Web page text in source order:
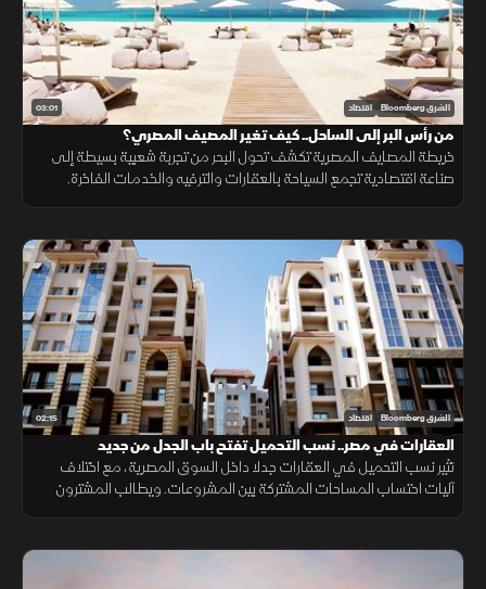
03:01 الشرق Bloomberg اقتصاد
من رأس البر إلى الساحل.. كيف تغير المصيف المصري؟
خريطة المصايف المصرية تكشف تحول البحر من تجربة شعبية بسيطة إلى
صناعة اقتصادية تجمع السياحة بالعقارات والترفيه والخدمات الفاخرة.
02:15 الشرق Bloomberg اقتصاد
العقارات في مصر.. نسب التحميل تفتح باب الجدل من جديد
تثير نسب التحميل في العقارات جدلا داخل السوق المصرية، مع اختلاف
آليات احتساب المساحات المشتركة بين المشروعات. ويطالب المشترون